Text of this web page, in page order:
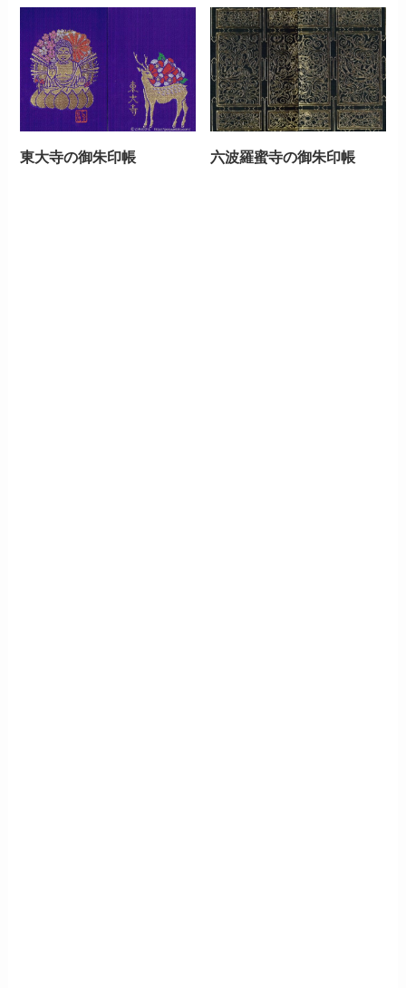
東大寺の御朱印帳 六波羅蜜寺の御朱印帳